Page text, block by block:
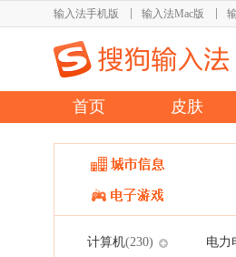
输入法手机版 输入法Mac版
首页 皮肤
计算机(230) 电力